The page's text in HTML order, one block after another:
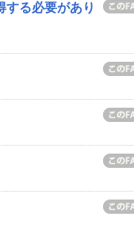
する必要があり